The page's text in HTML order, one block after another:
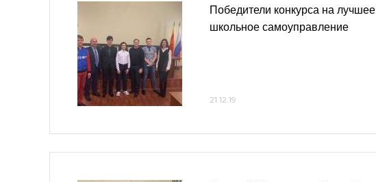
Победители конкурса на лучшее
школьное самоуправление
21.12.19